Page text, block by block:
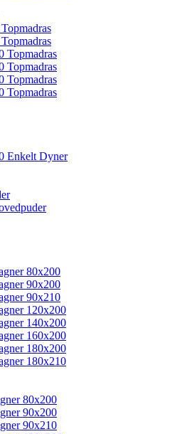
Topmadras
Topmadras
Topmadras
Topmadras
Enkelt Dyner
80x200
90x200
90x210
120x200
140x200
160x200
180x200
180x210
80x200
90x200
90x210